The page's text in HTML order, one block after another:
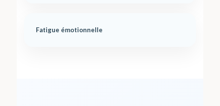
Fatigue émotionnelle